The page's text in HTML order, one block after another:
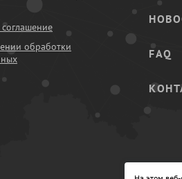
обработки
FAQ